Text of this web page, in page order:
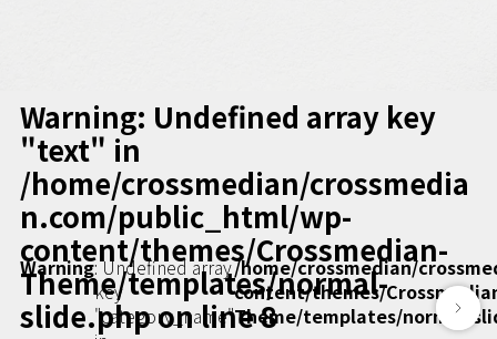
コンディショニング
編集4.0
その他
ラジオ
Podcast番組
「ビジネス・ブック・アカデミー」
Podcast番組
「小早川幸一郎の編集者で経営者」
Warning: Undefined array key
"text" in
/home/crossmedian/crossmedia
n.com/public_html/wp-
content/themes/Crossmedian-
Theme/templates/normal-
slide.phpon line8
Warning: Undefined array
key
"category_name"
/home/crossmedian/
content/themes/
Theme/templates/normal-